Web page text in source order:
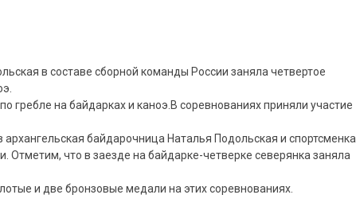
в составе сборной команды России заняла четвертое
гребле на байдарках и каноэ.В соревнованиях приняли участие
байдарочница Наталья Подольская и спортсменка
что в заезде на байдарке-четверке северянка заняла
и две бронзовые медали на этих соревнованиях.